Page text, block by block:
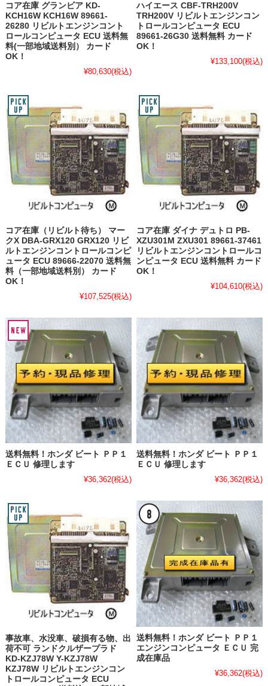
コア在庫 グランビア KD-
KCH16W KCH16W 89661-
26280 リビルトエンジンコント
ロールコンピュータ ECU 送料無
料(一部地域送料別） カード
OK！
¥80,630(税込)
ハイエース CBF-TRH200V
TRH200V リビルトエンジンコン
トロールコンピュータ ECU
89661-26G30 送料無料 カード
OK！
¥133,100(税込)
コア在庫（リビルト待ち） マー
クX DBA-GRX120 GRX120 リビ
ルトエンジンコントロールコンピ
ュータ ECU 89666-22070 送料無
料（一部地域送料別） カード
OK！
¥107,525(税込)
コア在庫 ダイナ デュトロ PB-
XZU301M ZXU301 89661-37461
リビルトエンジンコントロールコ
ンピュータ ECU 送料無料 カード
OK！
¥104,610(税込)
送料無料！ホンダ ビート ＰＰ１
ＥＣＵ 修理します
¥36,362(税込)
送料無料！ホンダ ビート ＰＰ１
ＥＣＵ 修理します
¥36,362(税込)
事故車、水没車、破損有る物、出
荷不可 ランドクルザープラド
KD-KZJ78W Y-KZJ78W
KZJ78W リビルトエンジンコン
トロールコンピュータ ECU
送料無料！ホンダ ビート ＰＰ１
エンジンコンピュータ ＥＣＵ 完
成在庫品
¥36,362(税込)